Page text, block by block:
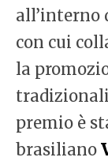
all’interno
con cui
la
premio è
brasiliano